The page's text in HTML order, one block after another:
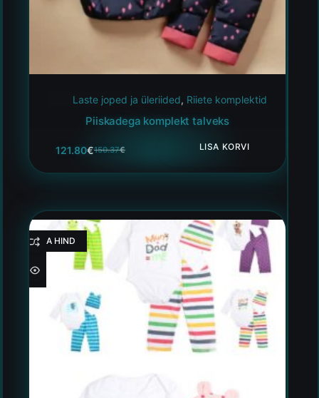
Laste joped ja üleriided, Riiete komplektid
Piiskadega komplekt talveks
150.37€
121.80€ LISA KORVI
HEA HIND